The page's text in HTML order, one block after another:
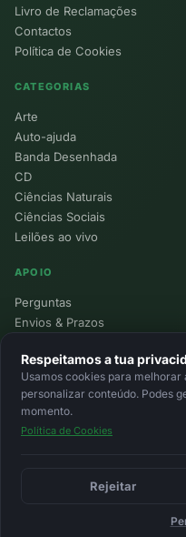
Livro de Reclamações
Contactos
Política de Cookies
CATEGORIAS
Arte
Auto-ajuda
Banda Desenhada
CD
Ciências Naturais
Ciências Sociais
Leilões ao vivo
APOIO
Perguntas
Envios & Prazos
Devoluções
Minha Conta
© 2026 Ecolivros. Todos os
Respeitamos a tua
Usamos cookies para
personalizar conteúdo. Podes
momento.
Política de Cookies
Rejeitar